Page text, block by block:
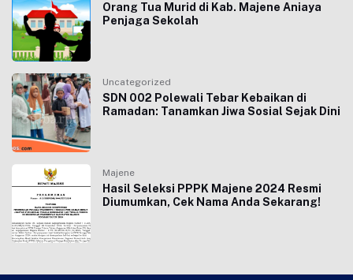
Orang Tua Murid di Kab. Majene Aniaya
Penjaga Sekolah
Uncategorized
SDN 002 Polewali Tebar Kebaikan di
Ramadan: Tanamkan Jiwa Sosial Sejak Dini
Majene
Hasil Seleksi PPPK Majene 2024 Resmi
Diumumkan, Cek Nama Anda Sekarang!